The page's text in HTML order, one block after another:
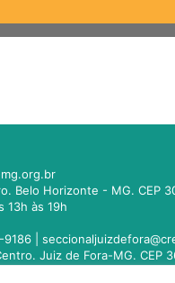
Belo Horizonte - MG. CEP
13h às 19h
9186 |
Juiz de Fora-MG. CEP